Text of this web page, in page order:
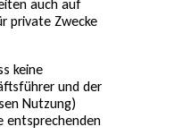
auch auf
private Zwecke
keine
und der
Nutzung)
entsprechenden